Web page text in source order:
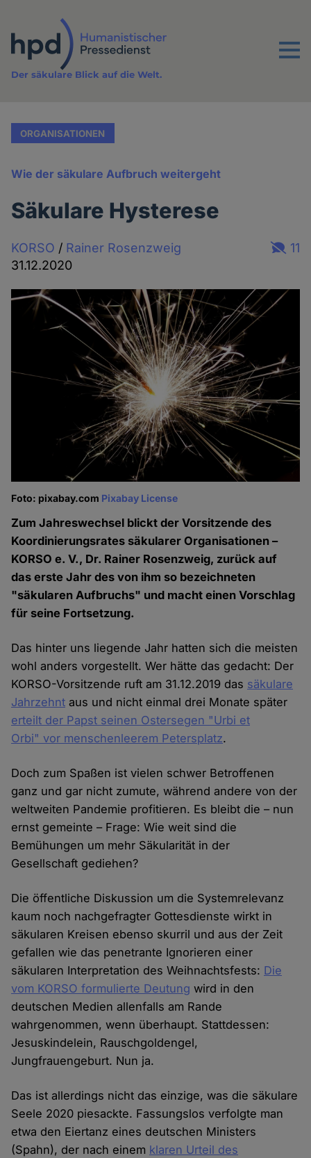
Inhalt
Menu
Der säkulare Blick auf die Welt.
ORGANISATIONEN
Wie der säkulare Aufbruch weitergeht
Säkulare Hysterese
KORSO / Rainer Rosenzweig
31.12.2020
11
Foto: pixabay.com Pixabay License
Zum Jahreswechsel blickt der Vorsitzende des
Koordinierungsrates säkularer Organisationen –
KORSO e. V., Dr. Rainer Rosenzweig, zurück auf
das erste Jahr des von ihm so bezeichneten
"säkularen Aufbruchs" und macht einen Vorschlag
für seine Fortsetzung.
Das hinter uns liegende Jahr hatten sich die meisten
wohl anders vorgestellt. Wer hätte das gedacht: Der
KORSO-Vorsitzende ruft am 31.12.2019 das säkulare
Jahrzehnt aus und nicht einmal drei Monate später
erteilt der Papst seinen Ostersegen "Urbi et
Orbi" vor menschenleerem Petersplatz.
Doch zum Spaßen ist vielen schwer Betroffenen
ganz und gar nicht zumute, während andere von der
weltweiten Pandemie profitieren. Es bleibt die – nun
ernst gemeinte – Frage: Wie weit sind die
Bemühungen um mehr Säkularität in der
Gesellschaft gediehen?
Die öffentliche Diskussion um die Systemrelevanz
kaum noch nachgefragter Gottesdienste wirkt in
säkularen Kreisen ebenso skurril und aus der Zeit
gefallen wie das penetrante Ignorieren einer
säkularen Interpretation des Weihnachtsfests: Die
vom KORSO formulierte Deutung wird in den
deutschen Medien allenfalls am Rande
wahrgenommen, wenn überhaupt. Stattdessen:
Jesuskindelein, Rauschgoldengel,
Jungfrauengeburt. Nun ja.
Das ist allerdings nicht das einzige, was die säkulare
Seele 2020 piesackte. Fassungslos verfolgte man
etwa den Eiertanz eines deutschen Ministers
(Spahn), der nach einem klaren Urteil des